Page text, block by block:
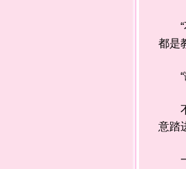
“不
都是
“
不
意踏
一